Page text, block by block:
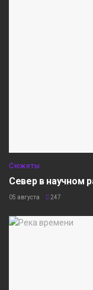
Сюжеты
Север в научном
05 августа 247